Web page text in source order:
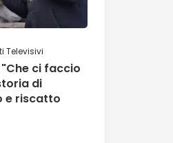
Televisivi
ci faccio
di
e riscatto